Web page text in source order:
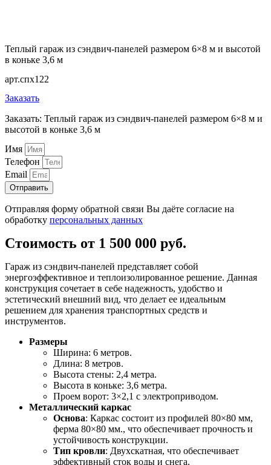
Теплый гараж из сэндвич-панелей размером 6×8 м и высотой
в коньке 3,6 м
арт.спх122
Заказать
Заказать: Теплый гараж из сэндвич-панелей размером 6×8 м и
высотой в коньке 3,6 м
Имя
Телефон
Email
Отправить
Отправляя форму обратной связи Вы даёте согласие на
обработку персональных данных
Стоимость от 1 500 000 руб.
Гараж из сэндвич-панелей представляет собой
энергоэффективное и теплоизолированное решение. Данная
конструкция сочетает в себе надежность, удобство и
эстетический внешний вид, что делает ее идеальным
решением для хранения транспортных средств и
инструментов.
Размеры
Ширина: 6 метров.
Длина: 8 метров.
Высота стены: 2,4 метра.
Высота в коньке: 3,6 метра.
Проем ворот: 3×2,1 с электроприводом.
Металлический каркас
Основа: Каркас состоит из профилей 80×80 мм,
ферма 80×80 мм., что обеспечивает прочность и
устойчивость конструкции.
Тип кровли: Двухскатная, что обеспечивает
эффективный сток воды и снега.